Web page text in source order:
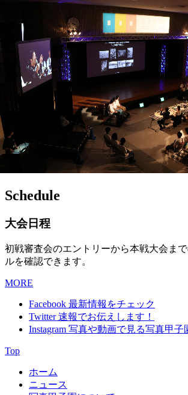
Schedule
大会日程
初戦審査会のエントリーから本戦大会ま
ルを確認できます。
MORE
Facebook 最新情報をチェック
Twitter 速報でお伝えします！
Instagram 写真や動画で見る写真甲子
Top
ホーム
ニュース